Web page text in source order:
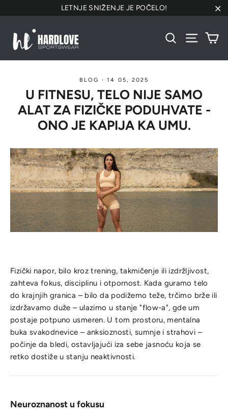
na
LETNJE SNIŽENJE JE POČELO!
Pretraži
BLOG ·14 05, 2025
U FITNESU, TELO NIJE SAMO
ALAT ZA FIZIČKE PODUHVATE -
ONO JE KAPIJA KA UMU.
Fizički napor, bilo kroz trening, takmičenje ili izdržljivost,
zahteva fokus, disciplinu i otpornost. Kada guramo telo
do krajnjih granica – bilo da podižemo teže, trčimo brže ili
izdržavamo duže – ulazimo u stanje "flow-a", gde um
postaje potpuno usmeren. U tom prostoru, mentalna
buka svakodnevice – anksioznosti, sumnje i strahovi –
počinje da bledi, ostavljajući iza sebe jasnoću koja se
retko dostiže u stanju neaktivnosti.
Neuroznanost u fokusu